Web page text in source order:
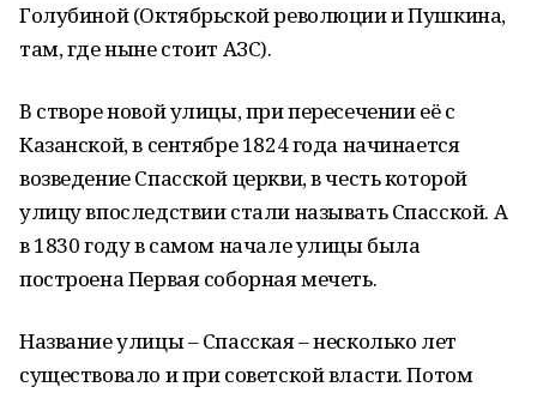
Голубиной (Октябрьской революции и Пушкина,
там, где ныне стоит АЗС).
В створе новой улицы, при пересечении её с
Казанской, в сентябре 1824 года начинается
возведение Спасской церкви, в честь которой
улицу впоследствии стали называть Спасской. А
в 1830 году в самом начале улицы была
построена Первая соборная мечеть.
Название улицы – Спасская – несколько лет
существовало и при советской власти. Потом